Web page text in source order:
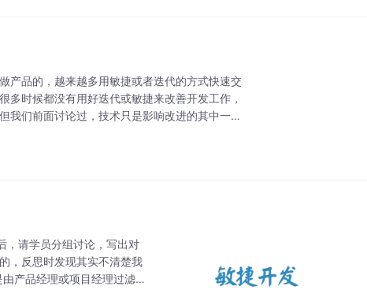
产品的，越来越多用敏捷或者迭代的方式快速交
时候都没有用好迭代或敏捷来改善开发工作，
我们前面讨论过，技术只是影响改进的其中一个
，请学员分组讨论，写出对
，反思时发现其实不清楚我
产品经理或项目经理过滤